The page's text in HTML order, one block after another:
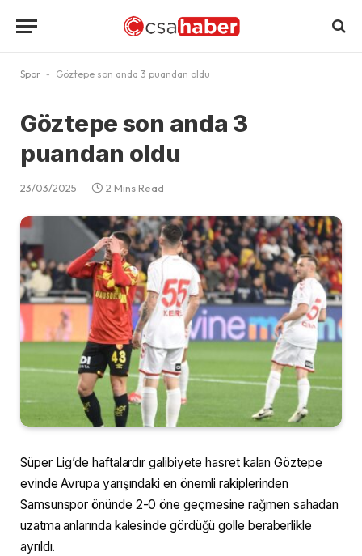
Spor - Göztepe son anda 3 puandan oldu
Göztepe son anda 3
puandan oldu
23/03/2025 2 Mins Read
Süper Lig’de haftalardır galibiyete hasret kalan Göztepe
evinde Avrupa yarışındaki en önemli rakiplerinden
Samsunspor önünde 2-0 öne geçmesine rağmen sahadan
uzatma anlarında kalesinde gördüğü golle beraberlikle
ayrıldı.